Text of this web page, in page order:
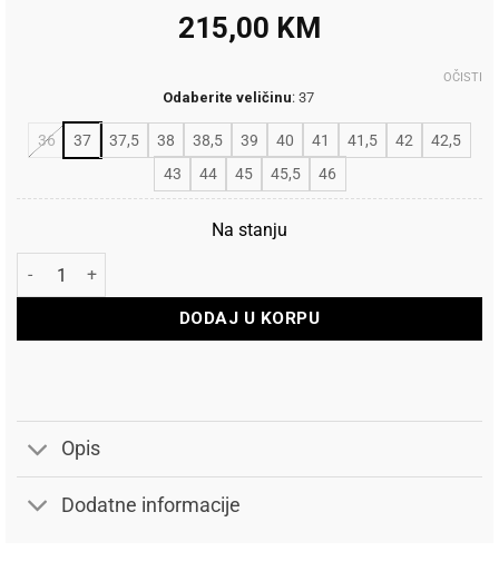
215,00 KM
Odaberite veličinu: 37
36 37 37,5 38 38,5 39 40 41 41,5 42
42,5
43
44 45 45,5 46
OČISTI
Na stanju
Ocun Penjačice Advancer QC količina
DODAJ U KORPU
Opis
Dodatne informacije